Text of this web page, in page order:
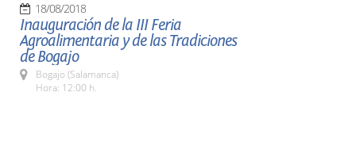
18/08/2018
Inauguración de la III Feria
Agroalimentaria y de las Tradiciones
de Bogajo
Bogajo (Salamanca)
Hora: 12:00 h.